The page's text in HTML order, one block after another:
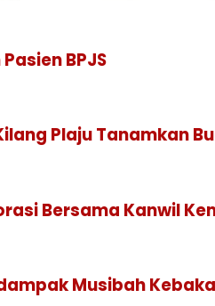
BPJS
Plaju Tanamkan
Bersama Kanwil
Musibah